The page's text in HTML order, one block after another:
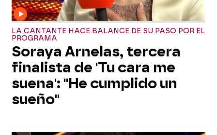
LA CANTANTE HACE BALANCE DE SU PASO POR EL
PROGRAMA
Soraya Arnelas, tercera
finalista de 'Tu cara me
suena': "He cumplido un
sueño"